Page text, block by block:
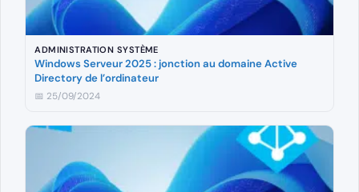
ADMINISTRATION SYSTÈME
Windows Serveur 2025 : jonction au domaine Active
Directory de l’ordinateur
📅 25/09/2024